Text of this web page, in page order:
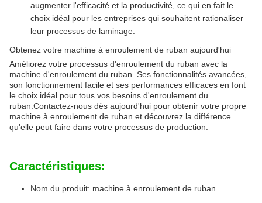
augmenter l'efficacité et la productivité, ce qui en fait le
choix idéal pour les entreprises qui souhaitent rationaliser
leur processus de laminage.
Obtenez votre machine à enroulement de ruban aujourd'hui
Améliorez votre processus d'enroulement du ruban avec la
machine d'enroulement du ruban. Ses fonctionnalités avancées,
son fonctionnement facile et ses performances efficaces en font
le choix idéal pour tous vos besoins d'enroulement du
ruban.Contactez-nous dès aujourd'hui pour obtenir votre propre
machine à enroulement de ruban et découvrez la différence
qu'elle peut faire dans votre processus de production.
Caractéristiques:
Nom du produit: machine à enroulement de ruban